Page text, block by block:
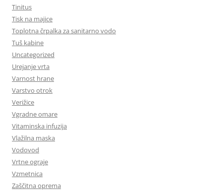
Tinitus
Tisk na majice
Toplotna črpalka za sanitarno vodo
Tuš kabine
Uncategorized
Urejanje vrta
Varnost hrane
Varstvo otrok
Verižice
Vgradne omare
Vitaminska infuzija
Vlažilna maska
Vodovod
Vrtne ograje
Vzmetnica
Zaščitna oprema